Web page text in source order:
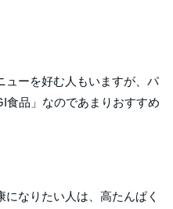
ューを好む人もいますが、パ
食品」なのであまりおすすめ
なりたい人は、高たんぱく